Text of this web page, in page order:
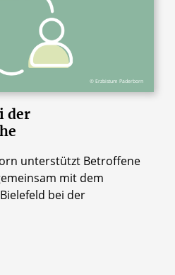
© Erzbistum Paderborn
der
unterstützt Betroffene
mit dem
bei der